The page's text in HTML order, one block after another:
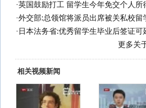
·英国鼓励打工 留学生今年免交个人所
·外交部:总领馆将派员出席被关私校留
· 日本法务省:优秀留学生毕业后签证可
更多关
相关视频新闻